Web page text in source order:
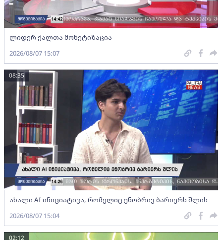
ლიდერ ქალთა მონეტიზაცია
2026/08/07 15:07
ახალი AI ინიციატივა, რომელიც ენობრივ ბარიერს შლის
08:35
2026/08/07 15:04
02:12